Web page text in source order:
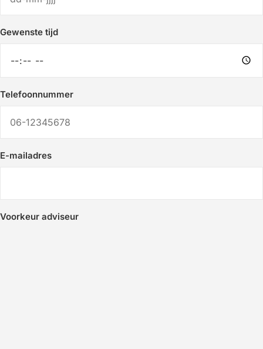
Gewenste tijd
Telefoonnummer
E-mailadres
Voorkeur adviseur